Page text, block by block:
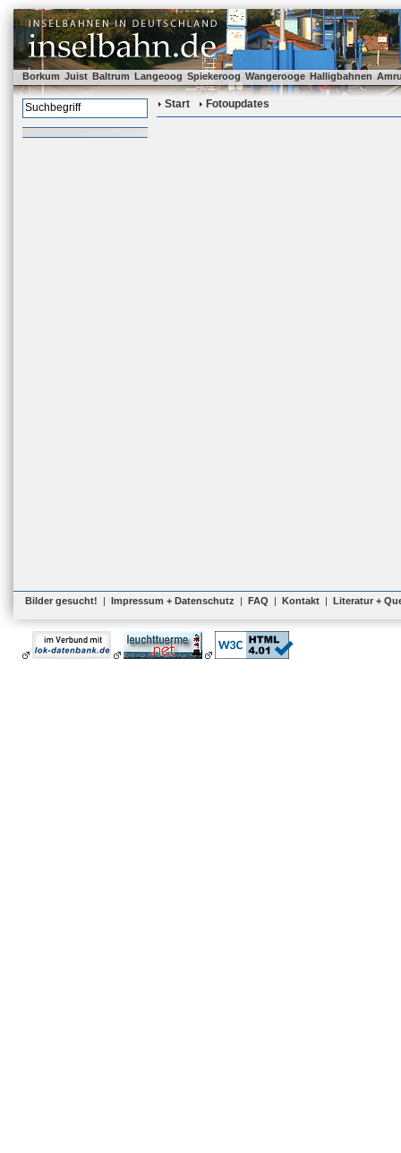
Borkum Juist Baltrum Langeoog Spiekeroog Wangerooge Halligbahnen
Start Fotoupdates
Bilder gesucht! | Impressum + Datenschutz | FAQ | Kontakt | Literatur +